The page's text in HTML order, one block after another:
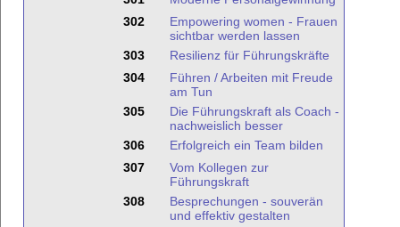
302
Empowering women - Frauen
sichtbar werden lassen
303
Resilienz für Führungskräfte
304
Führen / Arbeiten mit Freude
am Tun
305
Die Führungskraft als Coach -
nachweislich besser
306
Erfolgreich ein Team bilden
307
Vom Kollegen zur
Führungskraft
308
Besprechungen - souverän
und effektiv gestalten